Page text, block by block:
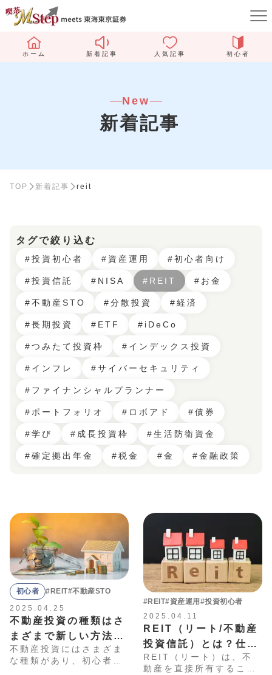
ホーム 新着記事 人気記事 初心者
New
新着記事
TOP 新着記事 reit
タグで絞り込む
#投資初心者 #資産運用 #初心者向け
#投資信託 #NISA #REIT #お金
#不動産STO #分散投資 #経済
#長期投資 #ETF #iDeCo
#つみたて投資枠 #インデックス投資
#インフレ #サイバーセキュリティ
#ファイナンシャルプランナー
#ポートフォリオ #ロボアド #債券
#学び #成長投資枠 #生活防衛資金
#確定拠出年金 #税金 #金 #金融政策
初心者 #REIT#不動産STO
2025.04.25
不動産投資の種類はさ
まざまで新しい方法も
登場！失敗しないため
に初心者におすすめな
不動産投資にはさまざま
な種類があり、初心者に
#REIT#資産運用#投資初心者
2025.04.11
REIT（リート/不動産
投資信託）とは？仕組
みやメリット・デメ
REIT（リート）は、不
動産を直接所有すること